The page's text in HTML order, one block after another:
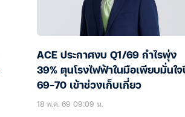
ACE ประกาศงบ Q1/69 กำไรพุ่ง
39% ตุนโรงไฟฟ้าในมือเพียบมั่นใจ
69-70 เข้าช่วงเก็บเกี่ยว
18 พ.ค. 69 09:09 น.